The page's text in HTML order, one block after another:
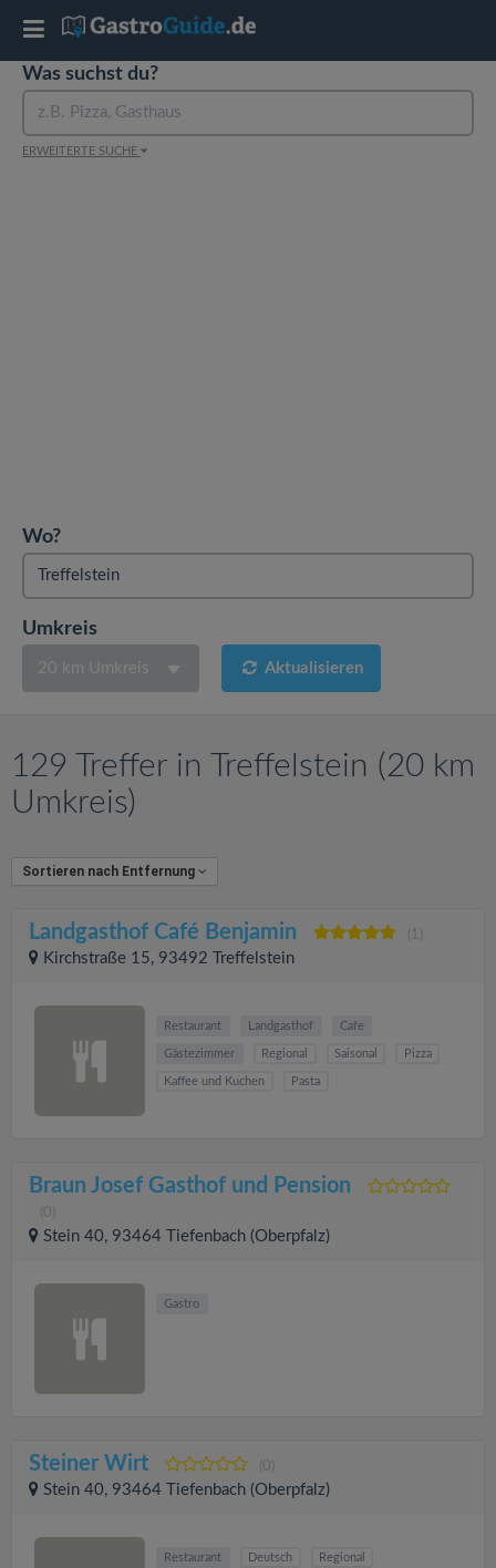
Was suchst du?
ERWEITERTE SUCHE
Wo?
Umkreis
20 km Umkreis Aktualisieren
129 Treffer in Treffelstein (20 km
Umkreis)
Sortieren nach Entfernung
Landgasthof Café Benjamin (1)
Kirchstraße 15, 93492 Treffelstein
Restaurant Landgasthof Cafe
Gästezimmer Regional Saisonal Pizza
Kaffee und Kuchen Pasta
Braun Josef Gasthof und Pension
(0)
Stein 40, 93464 Tiefenbach (Oberpfalz)
Gastro
Steiner Wirt (0)
Stein 40, 93464 Tiefenbach (Oberpfalz)
Restaurant Deutsch Regional
T
o
g
i
a